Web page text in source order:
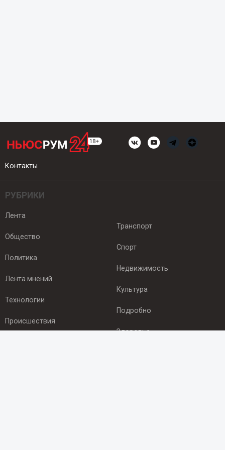
Контакты
РУБРИКИ
Лента
Общество
Политика
Лента мнений
Технологии
Происшествия
Транспорт
Спорт
Недвижимость
Культура
Подробно
Здоровье